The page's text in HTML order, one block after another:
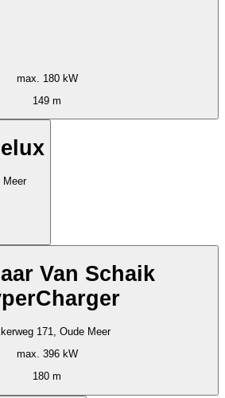
max. 180 kW
149 m
Meer
Van Schaik
171, Oude Meer
max. 396 kW
180 m